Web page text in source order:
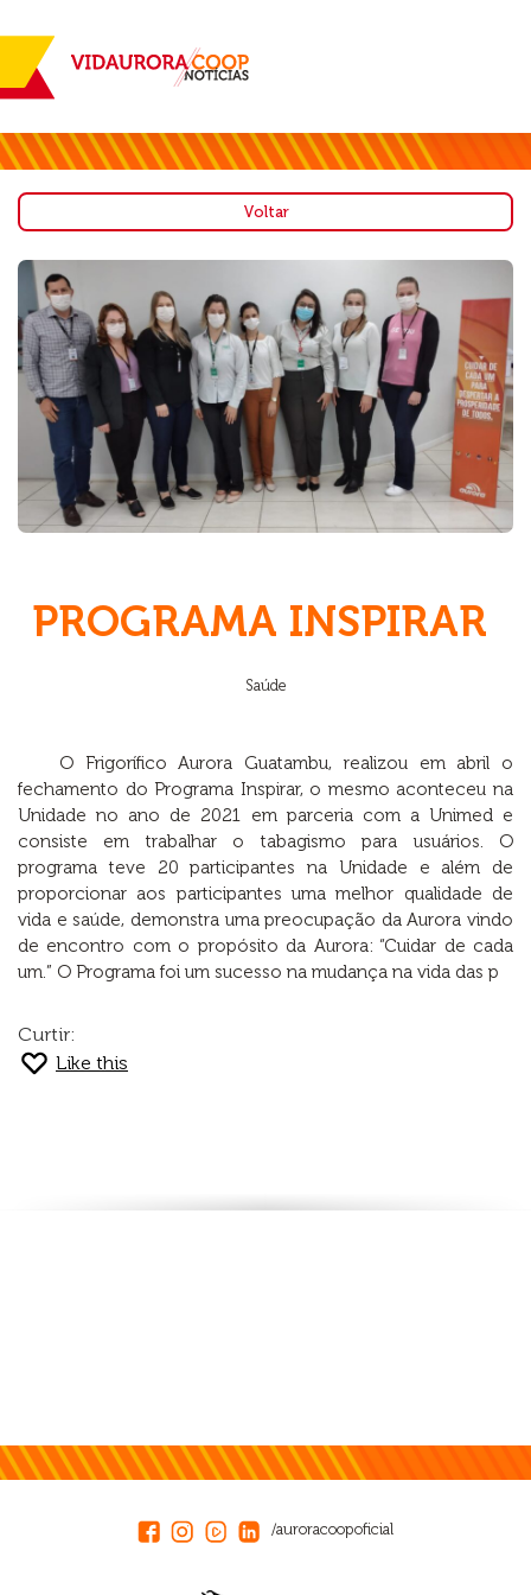
Voltar
PROGRAMA INSPIRAR
Saúde
O Frigorífico Aurora Guatambu, realizou em abril o
fechamento do Programa Inspirar, o mesmo aconteceu na
Unidade no ano de 2021 em parceria com a Unimed e
consiste em trabalhar o tabagismo para usuários. O
programa teve 20 participantes na Unidade e além de
proporcionar aos participantes uma melhor qualidade de
vida e saúde, demonstra uma preocupação da Aurora vindo
de encontro com o propósito da Aurora: “Cuidar de cada
um.” O Programa foi um sucesso na mudança na vida das p
Curtir:
Like this
/auroracoopoficial